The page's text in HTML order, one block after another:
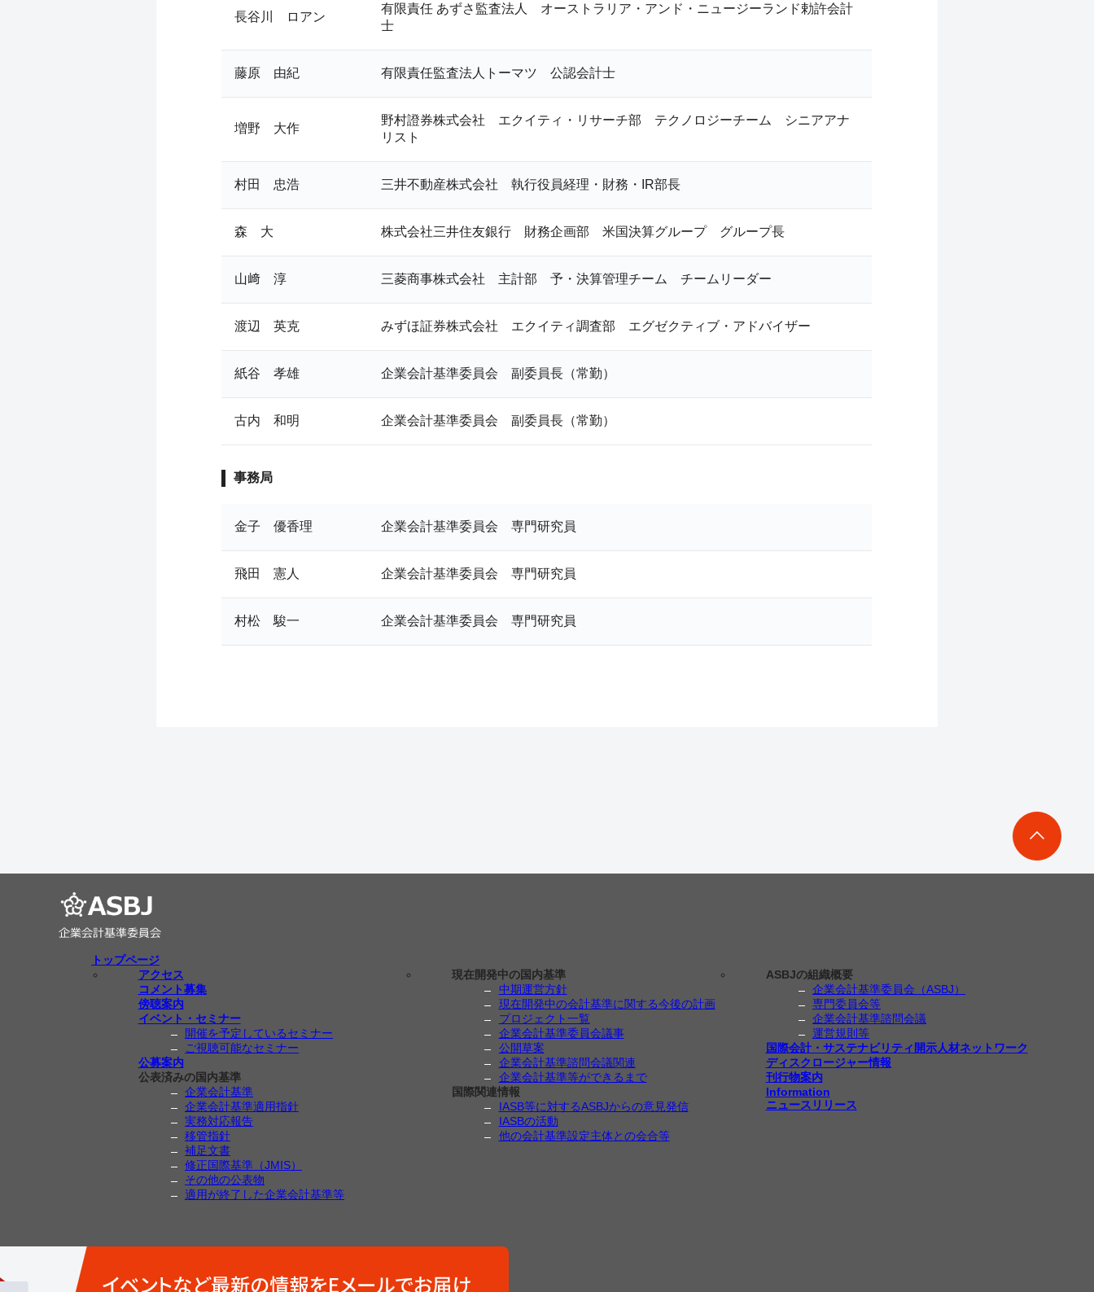
長谷川 ロアン
有限責任 あずさ監査法人 オーストラリア・アンド・ニュージーランド勅許会計
士
藤原 由紀 有限責任監査法人トーマツ 公認会計士
増野 大作
野村證券株式会社 エクイティ・リサーチ部 テクノロジーチーム シニアアナ
リスト
村田 忠浩 三井不動産株式会社 執行役員経理・財務・IR部長
森 大 株式会社三井住友銀行 財務企画部 米国決算グループ グループ長
山﨑 淳 三菱商事株式会社 主計部 予・決算管理チーム チームリーダー
渡辺 英克 みずほ証券株式会社 エクイティ調査部 エグゼクティブ・アドバイザー
紙谷 孝雄 企業会計基準委員会 副委員長（常勤）
古内 和明 企業会計基準委員会 副委員長（常勤）
事務局
金子 優香理 企業会計基準委員会 専門研究員
飛田 憲人 企業会計基準委員会 専門研究員
村松 駿一 企業会計基準委員会 専門研究員
トップページ
アクセス
コメント募集
傍聴案内
イベント・セミナー
開催を予定しているセミナー
ご視聴可能なセミナー
公募案内
公表済みの国内基準
企業会計基準
企業会計基準適用指針
実務対応報告
移管指針
補足文書
修正国際基準（JMIS）
その他の公表物
適用が終了した企業会計基準等
現在開発中の国内基準
中期運営方針
現在開発中の会計基準に関する今後の計画
プロジェクト一覧
企業会計基準委員会議事
公開草案
企業会計基準諮問会議関連
企業会計基準等ができるまで
国際関連情報
IASB等に対するASBJからの意見発信
IASBの活動
他の会計基準設定主体との会合等
ASBJの組織概要
企業会計基準委員会（ASBJ）
専門委員会等
企業会計基準諮問会議
運営規則等
国際会計・サステナビリティ開示人材ネットワーク
ディスクロージャー情報
刊行物案内
Information
ニュースリリース